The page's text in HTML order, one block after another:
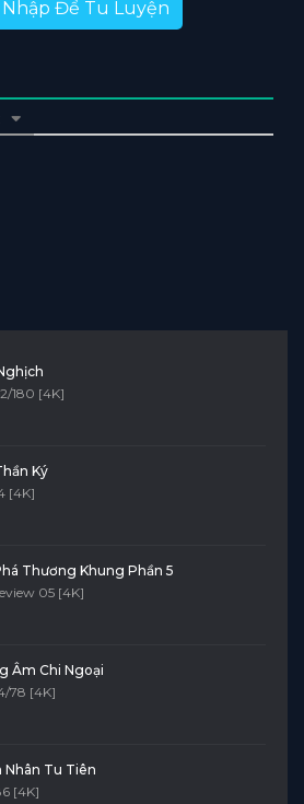
Để Tu Luyện
180 [4K]
Ký
[4K]
Thương Khung Phần 5
05 [4K]
Âm Chi Ngoại
78 [4K]
Nhân Tu Tiên
[4K]